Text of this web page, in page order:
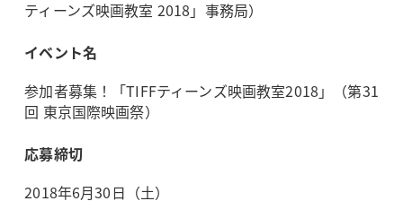
ティーンズ映画教室 2018」事務局）
イベント名
参加者募集！「TIFFティーンズ映画教室2018」（第31
回 東京国際映画祭）
応募締切
2018年6月30日（土）